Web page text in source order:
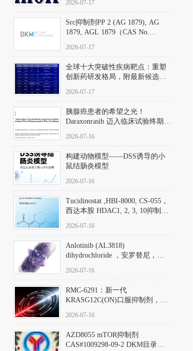
中，其靶向ROCK的选择性超过
200倍，凸显出优异的分子特异
2026-07-17
Src抑制剂PP 2 (AG 1879), AG
1879, AGL 1879（CAS No.
应用指南
2026-07-17
全球十大突破性疾病靶点：重塑
创新药研发格局，附最新候选分
2026-07-17
胰腺癌患者的希望之光！
Daraxonrasib 迈入临床试验终期阶
2026-07-16
构建动物模型——DSS诱导的小
鼠结肠炎模型
2026-07-16
Tucidinostat ,HBI-8000, CS-055，
西达本胺 HDAC1, 2, 3, 10抑制剂
D808567) - DKM活性分子
2026-07-16
Anlotinib (AL3818)
dihydrochloride ，安罗替尼，
Hydrochloride实验方法步骤SOP
2026-07-16
RMC-6291：新一代
KRASG12C(ON)口服抑制剂，
(Elironrasib)CAS#2641998-63-0
2026-07-16
AZD8055 mTOR抑制剂
CAS#1009298-09-2 DKM目录号